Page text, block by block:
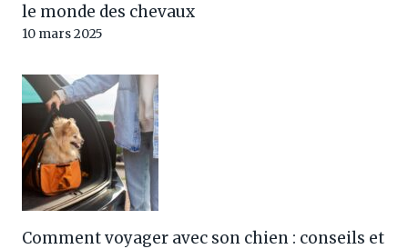
le monde des chevaux
10 mars 2025
Comment voyager avec son chien : conseils et